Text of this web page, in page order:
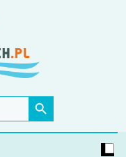
biegowego
Search Button